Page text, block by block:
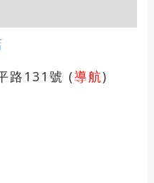
路131號 (導航)